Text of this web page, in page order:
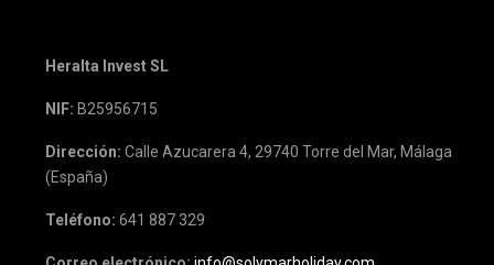
Heralta Invest SL
NIF: B25956715
Dirección: Calle Azucarera 4, 29740 Torre del Mar, Málaga
(España)
Teléfono: 641 887 329